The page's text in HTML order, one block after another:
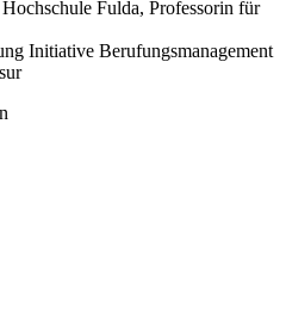
Fulda, Professorin für
Initiative Berufungsmanagement